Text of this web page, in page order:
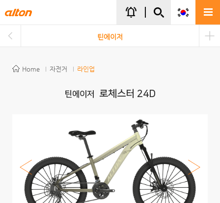
notifications_active
틴에이저
Home 자전거 라인업
틴에이저 로체스터 24D